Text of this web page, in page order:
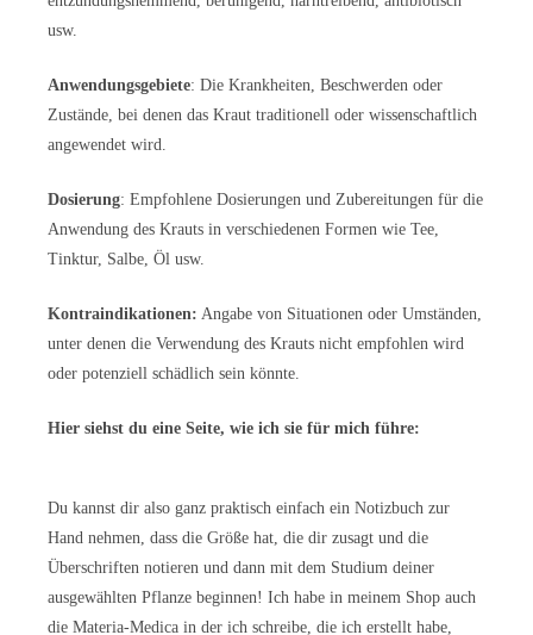
usw.
Anwendungsgebiete: Die Krankheiten, Beschwerden oder
Zustände, bei denen das Kraut traditionell oder wissenschaftlich
angewendet wird.
Dosierung: Empfohlene Dosierungen und Zubereitungen für die
Anwendung des Krauts in verschiedenen Formen wie Tee,
Tinktur, Salbe, Öl usw.
Kontraindikationen: Angabe von Situationen oder Umständen,
unter denen die Verwendung des Krauts nicht empfohlen wird
oder potenziell schädlich sein könnte.
Hier siehst du eine Seite, wie ich sie für mich führe:
Du kannst dir also ganz praktisch einfach ein Notizbuch zur
Hand nehmen, dass die Größe hat, die dir zusagt und die
Überschriften notieren und dann mit dem Studium deiner
ausgewählten Pflanze beginnen! Ich habe in meinem Shop auch
die Materia-Medica in der ich schreibe, die ich erstellt habe,